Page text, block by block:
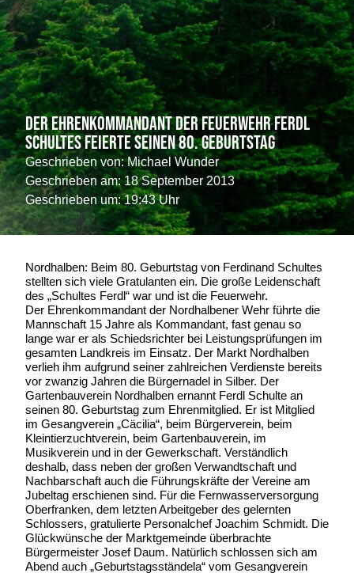
Der Ehrenkommandant der Feuerwehr Ferdl
Schultes feierte seinen 80. Geburtstag
Geschrieben von:Michael Wunder
Geschrieben am: 18 September 2013
Geschrieben um: 19:43 Uhr
Nordhalben: Beim 80. Geburtstag von Ferdinand Schultes
stellten sich viele Gratulanten ein. Die große Leidenschaft
des „Schultes Ferdl“ war und ist die Feuerwehr.
Der Ehrenkommandant der Nordhalbener Wehr führte die
Mannschaft 15 Jahre als Kommandant, fast genau so
lange war er als Schiedsrichter bei Leistungsprüfungen im
gesamten Landkreis im Einsatz. Der Markt Nordhalben
verlieh ihm aufgrund seiner zahlreichen Verdienste bereits
vor zwanzig Jahren die Bürgernadel in Silber. Der
Gartenbauverein Nordhalben ernannt Ferdl Schulte an
seinen 80. Geburtstag zum Ehrenmitglied. Er ist Mitglied
im Gesangverein „Cäcilia“, beim Bürgerverein, beim
Kleintierzuchtverein, beim Gartenbauverein, im
Musikverein und in der Gewerkschaft. Verständlich
deshalb, dass neben der großen Verwandtschaft und
Nachbarschaft auch die Führungskräfte der Vereine am
Jubeltag erschienen sind. Für die Fernwasserversorgung
Oberfranken, dem letzten Arbeitgeber des gelernten
Schlossers, gratulierte Personalchef Joachim Schmidt. Die
Glückwünsche der Marktgemeinde überbrachte
Bürgermeister Josef Daum. Natürlich schlossen sich am
Abend auch „Geburtstagsständela“ vom Gesangverein